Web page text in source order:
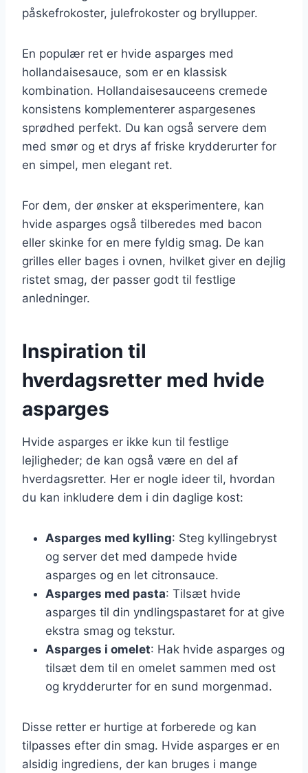
påskefrokoster, julefrokoster og bryllupper.
En populær ret er hvide asparges med
hollandaisesauce, som er en klassisk
kombination. Hollandaisesauceens cremede
konsistens komplementerer aspargesenes
sprødhed perfekt. Du kan også servere dem
med smør og et drys af friske krydderurter for
en simpel, men elegant ret.
For dem, der ønsker at eksperimentere, kan
hvide asparges også tilberedes med bacon
eller skinke for en mere fyldig smag. De kan
grilles eller bages i ovnen, hvilket giver en dejlig
ristet smag, der passer godt til festlige
anledninger.
Inspiration til
hverdagsretter med hvide
asparges
Hvide asparges er ikke kun til festlige
lejligheder; de kan også være en del af
hverdagsretter. Her er nogle ideer til, hvordan
du kan inkludere dem i din daglige kost:
Asparges med kylling: Steg kyllingebryst
og server det med dampede hvide
asparges og en let citronsauce.
Asparges med pasta: Tilsæt hvide
asparges til din yndlingspastaret for at give
ekstra smag og tekstur.
Asparges i omelet: Hak hvide asparges og
tilsæt dem til en omelet sammen med ost
og krydderurter for en sund morgenmad.
Disse retter er hurtige at forberede og kan
tilpasses efter din smag. Hvide asparges er en
alsidig ingrediens, der kan bruges i mange